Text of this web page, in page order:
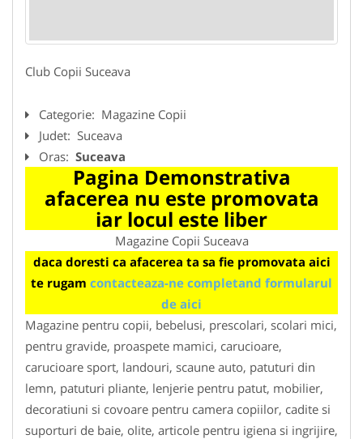
Club Copii Suceava
Categorie: Magazine Copii
Judet: Suceava
Oras: Suceava
Pagina Demonstrativa
afacerea nu este promovata
iar locul este liber
Magazine Copii Suceava
daca doresti ca afacerea ta sa fie promovata aici
te rugam contacteaza-ne completand formularul
de aici
Magazine pentru copii, bebelusi, prescolari, scolari mici,
pentru gravide, proaspete mamici, carucioare,
carucioare sport, landouri, scaune auto, patuturi din
lemn, patuturi pliante, lenjerie pentru patut, mobilier,
decoratiuni si covoare pentru camera copiilor, cadite si
suporturi de baie, olite, articole pentru igiena si ingrijire,